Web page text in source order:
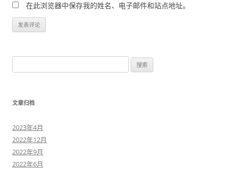
在此浏览器中保存我的姓名、电子邮件和站点地址。
索
文章归档
2023年4月
2022年12月
2022年9月
2022年6月